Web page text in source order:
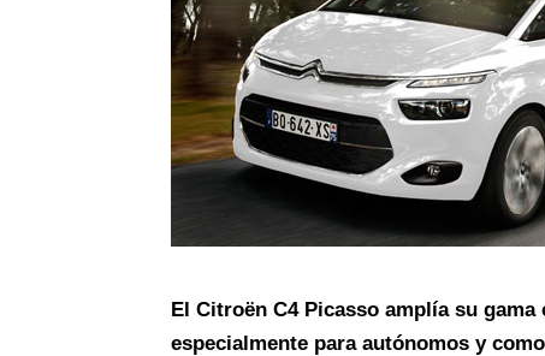
El Citroën C4 Picasso amplía su
especialmente para autónomos y